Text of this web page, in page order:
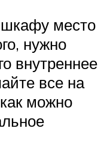
место
нужно
внутреннее
все на
можно